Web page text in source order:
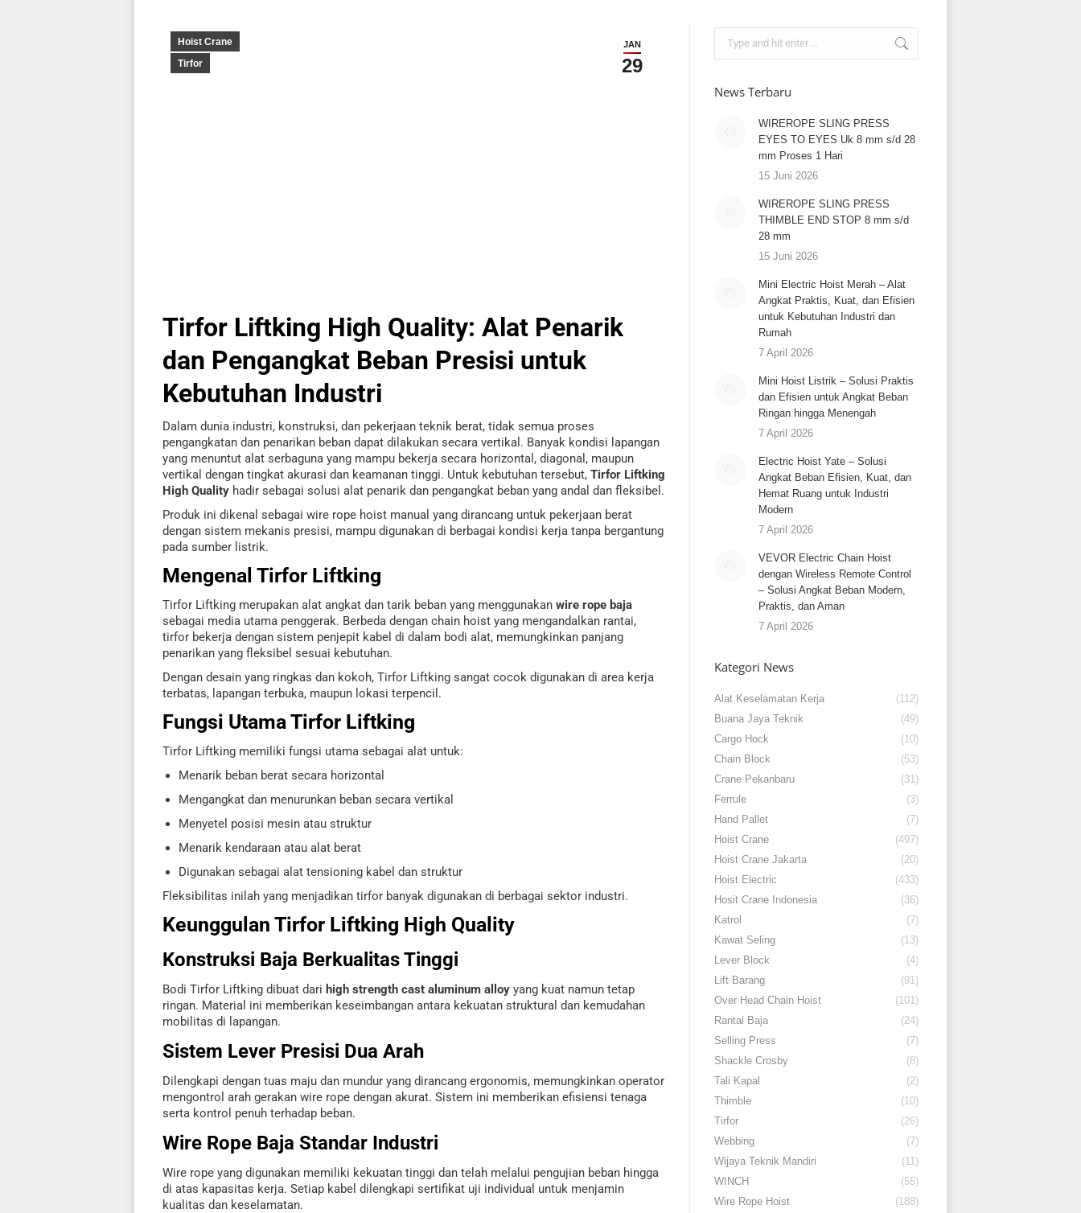
JAN
29
Hoist Crane
Tirfor
Tirfor Liftking High Quality: Alat Penarik
dan Pengangkat Beban Presisi untuk
Kebutuhan Industri
Dalam dunia industri, konstruksi, dan pekerjaan teknik berat, tidak semua proses
pengangkatan dan penarikan beban dapat dilakukan secara vertikal. Banyak kondisi lapangan
yang menuntut alat serbaguna yang mampu bekerja secara horizontal, diagonal, maupun
vertikal dengan tingkat akurasi dan keamanan tinggi. Untuk kebutuhan tersebut, Tirfor Liftking
High Quality hadir sebagai solusi alat penarik dan pengangkat beban yang andal dan fleksibel.
Produk ini dikenal sebagai wire rope hoist manual yang dirancang untuk pekerjaan berat
dengan sistem mekanis presisi, mampu digunakan di berbagai kondisi kerja tanpa bergantung
pada sumber listrik.
Mengenal Tirfor Liftking
Tirfor Liftking merupakan alat angkat dan tarik beban yang menggunakan wire rope baja
sebagai media utama penggerak. Berbeda dengan chain hoist yang mengandalkan rantai,
tirfor bekerja dengan sistem penjepit kabel di dalam bodi alat, memungkinkan panjang
penarikan yang fleksibel sesuai kebutuhan.
Dengan desain yang ringkas dan kokoh, Tirfor Liftking sangat cocok digunakan di area kerja
terbatas, lapangan terbuka, maupun lokasi terpencil.
Fungsi Utama Tirfor Liftking
Tirfor Liftking memiliki fungsi utama sebagai alat untuk:
Menarik beban berat secara horizontal
Mengangkat dan menurunkan beban secara vertikal
Menyetel posisi mesin atau struktur
Menarik kendaraan atau alat berat
Digunakan sebagai alat tensioning kabel dan struktur
Fleksibilitas inilah yang menjadikan tirfor banyak digunakan di berbagai sektor industri.
Keunggulan Tirfor Liftking High Quality
Konstruksi Baja Berkualitas Tinggi
Bodi Tirfor Liftking dibuat dari high strength cast aluminum alloy yang kuat namun tetap
ringan. Material ini memberikan keseimbangan antara kekuatan struktural dan kemudahan
mobilitas di lapangan.
Sistem Lever Presisi Dua Arah
Dilengkapi dengan tuas maju dan mundur yang dirancang ergonomis, memungkinkan operator
mengontrol arah gerakan wire rope dengan akurat. Sistem ini memberikan efisiensi tenaga
serta kontrol penuh terhadap beban.
Wire Rope Baja Standar Industri
Wire rope yang digunakan memiliki kekuatan tinggi dan telah melalui pengujian beban hingga
di atas kapasitas kerja. Setiap kabel dilengkapi sertifikat uji individual untuk menjamin
kualitas dan keselamatan.
News Terbaru
WIREROPE SLING PRESS
EYES TO EYES Uk 8 mm s/d 28
mm Proses 1 Hari
15 Juni 2026
WIREROPE SLING PRESS
THIMBLE END STOP 8 mm s/d
28 mm
15 Juni 2026
Mini Electric Hoist Merah – Alat
Angkat Praktis, Kuat, dan Efisien
untuk Kebutuhan Industri dan
Rumah
7 April 2026
Mini Hoist Listrik – Solusi Praktis
dan Efisien untuk Angkat Beban
Ringan hingga Menengah
7 April 2026
Electric Hoist Yate – Solusi
Angkat Beban Efisien, Kuat, dan
Hemat Ruang untuk Industri
Modern
7 April 2026
VEVOR Electric Chain Hoist
dengan Wireless Remote Control
– Solusi Angkat Beban Modern,
Praktis, dan Aman
7 April 2026
Kategori News
Alat Keselamatan Kerja
(112)
Buana Jaya Teknik
(49)
Cargo Hock
(10)
Chain Block
(53)
Crane Pekanbaru
(31)
Ferrule
(3)
Hand Pallet
(7)
Hoist Crane
(497)
Hoist Crane Jakarta
(20)
Hoist Electric
(433)
Hosit Crane Indonesia
(36)
Katrol
(7)
Kawat Seling
(13)
Lever Block
(4)
Lift Barang
(91)
Over Head Chain Hoist
(101)
Rantai Baja
(24)
Selling Press
(7)
Shackle Crosby
(8)
Tali Kapal
(2)
Thimble
(10)
Tirfor
(26)
Webbing
(7)
Wijaya Teknik Mandiri
(11)
WINCH
(55)
Wire Rope Hoist
(188)